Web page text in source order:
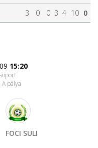
3 0 0 3 4 10 0
15:20
, A pálya
FOCI SULI